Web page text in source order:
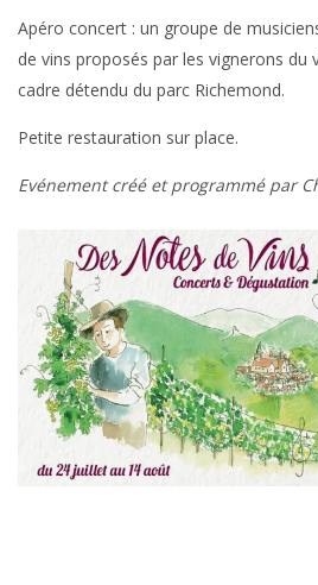
Apéro concert : un groupe de
de vins proposés par les vignerons du
cadre détendu du parc Richemond.
Petite restauration sur place.
Evénement créé et programmé par